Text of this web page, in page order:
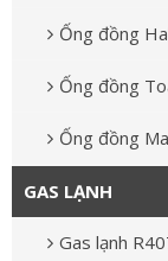
Ống đồng
Ống đồng
Ống đồng
GAS LẠNH
Gas lạnh